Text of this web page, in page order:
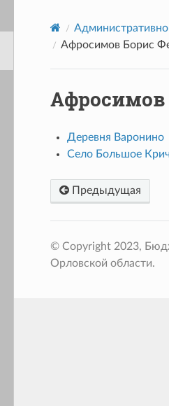
Афросимов Борис
Афросимов
Деревня Варонино
Село Большое
Предыдущая
© Copyright 2023,
Орловской области.